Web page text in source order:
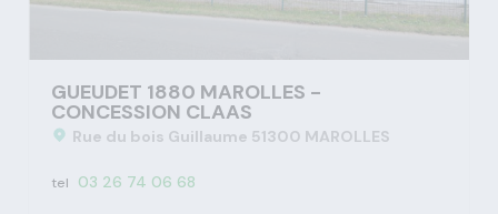
GUEUDET 1880 MAROLLES -
CONCESSION CLAAS
Rue du bois Guillaume 51300 MAROLLES
tel 03 26 74 06 68